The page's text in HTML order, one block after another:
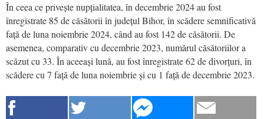
În ceea ce privește nupțialitatea, în decembrie 2024 au fost
înregistrate 85 de căsătorii în județul Bihor, în scădere semnificativă
față de luna noiembrie 2024, când au fost 142 de căsătorii. De
asemenea, comparativ cu decembrie 2023, numărul căsătoriilor a
scăzut cu 33. În aceeași lună, au fost înregistrate 62 de divorțuri, în
scădere cu 7 față de luna noiembrie și cu 1 față de decembrie 2023.